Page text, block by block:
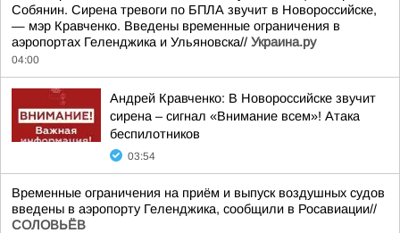
Собянин. Сирена тревоги по БПЛА звучит в Новороссийске,
— мэр Кравченко. Введены временные ограничения в
аэропортах Геленджика и Ульяновска// Украина.ру
04:00
Андрей Кравченко: В Новороссийске звучит
сирена – сигнал «Внимание всем»! Атака
беспилотников
03:54
Временные ограничения на приём и выпуск воздушных судов
введены в аэропорту Геленджика, сообщили в Росавиации//
СОЛОВЬЁВ